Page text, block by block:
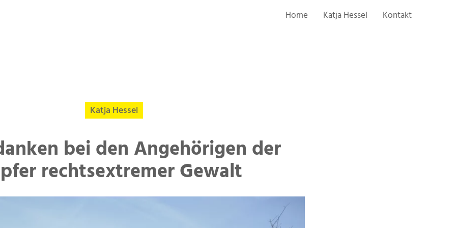
Home Katja Hessel Kontakt
Katja Hessel
bei den Angehörigen der
rechtsextremer Gewalt